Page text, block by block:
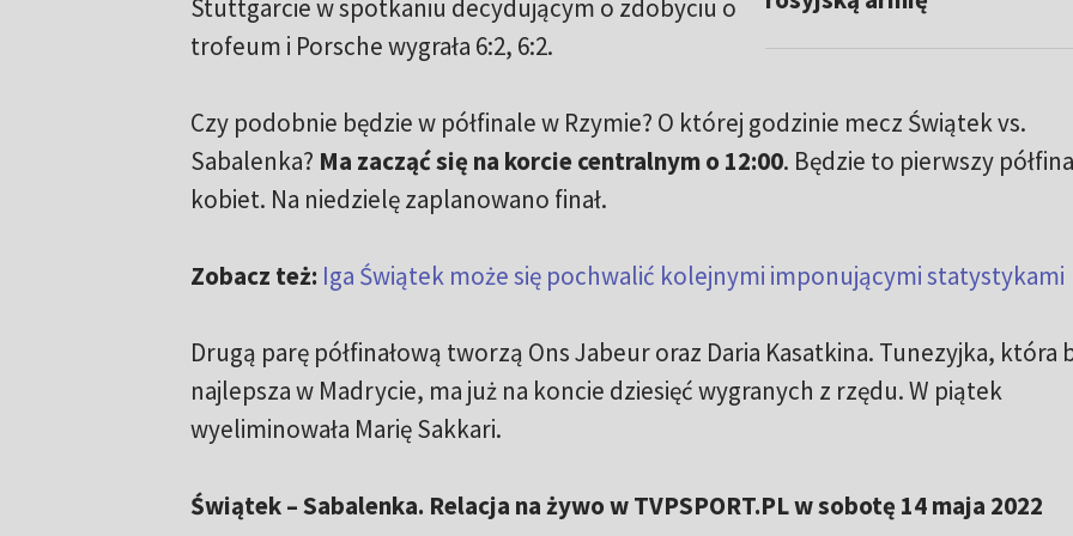
Stuttgarcie w spotkaniu decydującym o zdobyciu o
trofeum i Porsche wygrała 6:2, 6:2.
Czy podobnie będzie w półfinale w Rzymie? O której godzinie mecz Świątek vs.
Sabalenka? Ma zacząć się na korcie centralnym o 12:00. Będzie to pierwszy
kobiet. Na niedzielę zaplanowano finał.
Zobacz też: Iga Świątek może się pochwalić kolejnymi imponującymi statystykami
Drugą parę półfinałową tworzą Ons Jabeur oraz Daria Kasatkina. Tunezyjka, która
najlepsza w Madrycie, ma już na koncie dziesięć wygranych z rzędu. W piątek
wyeliminowała Marię Sakkari.
Świątek – Sabalenka. Relacja na żywo w TVPSPORT.PL w sobotę 14 maja 2022